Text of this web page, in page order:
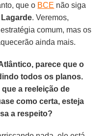
que o BCE não siga
Lagarde. Veremos,
comum, mas os
ainda mais.
parece que o
todos os planos.
a reeleição de
como certa, esteja
a respeito?